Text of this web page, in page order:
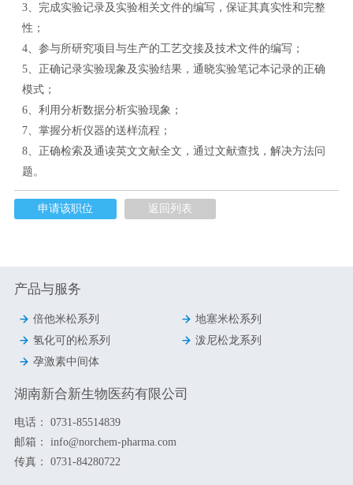
3、完成实验记录及实验相关文件的编写，保证其真实性和完整
性；
4、参与所研究项目与生产的工艺交接及技术文件的编写；
5、正确记录实验现象及实验结果，通晓实验笔记本记录的正确
模式；
6、利用分析数据分析实验现象；
7、掌握分析仪器的送样流程；
8、正确检索及通读英文文献全文，通过文献查找，解决方法问
题。
申请该职位 返回列表
产品与服务
 倍他米松系列  地塞米松系列
 氢化可的松系列  泼尼松龙系列
 孕激素中间体
湖南新合新生物医药有限公司
电话： 0731-85514839
邮箱：
info@norchem-pharma.com
传真：
0731-84280722